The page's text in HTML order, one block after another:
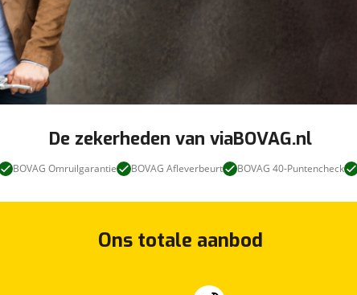
De zekerheden van viaBOVAG.nl
BOVAG Omruilgarantie BOVAG Afleverbeurt BOVAG 40-Puntencheck
Ons totale aanbod